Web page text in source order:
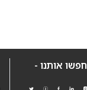
חפשו אותנו -